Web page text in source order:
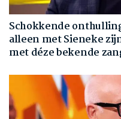
Schokkende
alleen met Sieneke
met déze bekende